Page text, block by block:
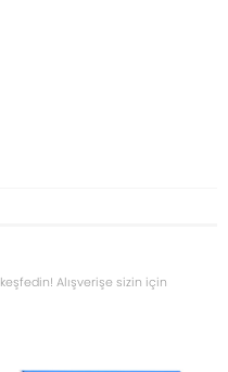
Alışverişe sizin için